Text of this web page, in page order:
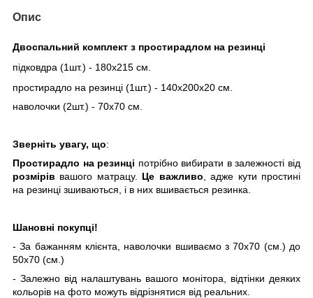
Опис
Двоспальний комплект з простирадлом на резинці
підковдра (1шт.) - 180х215 см.
простирадло на резинці (1шт.) - 140х200х20 см.
наволочки (2шт.) - 70х70 см.
Зверніть увагу, що:
Простирадло на резинці потрібно вибирати в залежності від
розмірів вашого матрацу. Це важливо , адже кути простині
на резинці зшиваються, і в них вшивається резинка.
Шановні покупці!
- За бажанням клієнта, наволочки вшиваємо з 70х70 (см.) до
50х70 (см.)
- Залежно від налаштувань вашого монітора, відтінки деяких
кольорів на фото можуть відрізнятися від реальних.